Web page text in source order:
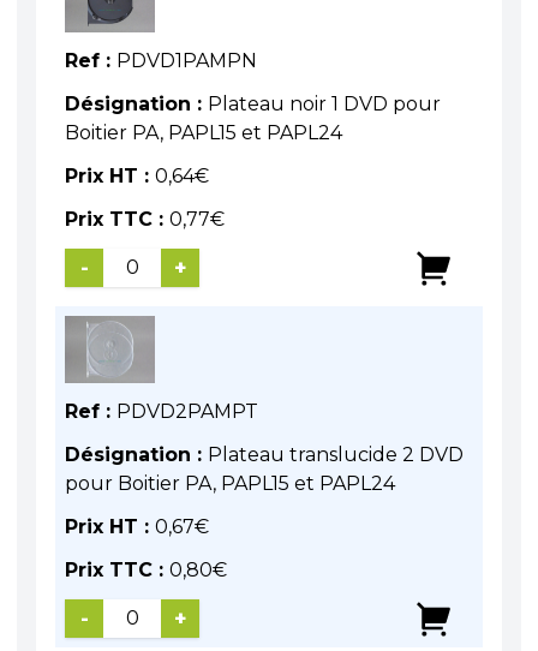
Ref : PDVD1PAMPN
Désignation : Plateau noir 1 DVD pour
Boitier PA, PAPL15 et PAPL24
Prix HT : 0,64€
Prix TTC : 0,77€
- +
Ref : PDVD2PAMPT
Désignation : Plateau translucide 2 DVD
pour Boitier PA, PAPL15 et PAPL24
Prix HT : 0,67€
Prix TTC : 0,80€
- +